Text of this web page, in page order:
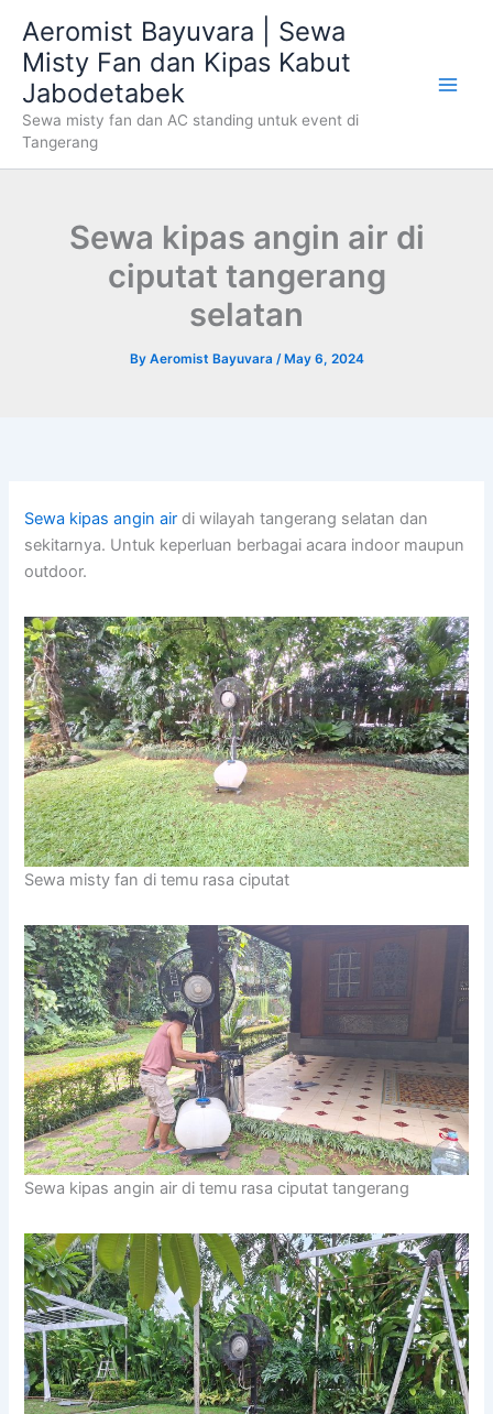
content
Aeromist Bayuvara | Sewa
Misty Fan dan Kipas Kabut
Jabodetabek
Sewa misty fan dan AC standing untuk event di
Tangerang
Sewa kipas angin air di
ciputat tangerang
selatan
By Aeromist Bayuvara / May 6, 2024
Sewa kipas angin air di wilayah tangerang selatan dan
sekitarnya. Untuk keperluan berbagai acara indoor maupun
outdoor.
Sewa misty fan di temu rasa ciputat
Sewa kipas angin air di temu rasa ciputat tangerang